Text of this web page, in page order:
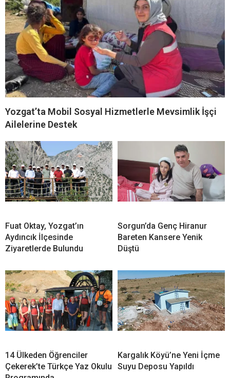
Yozgat’ta Mobil Sosyal Hizmetlerle Mevsimlik İşçi
Ailelerine Destek
Fuat Oktay, Yozgat’ın
Aydıncık İlçesinde
Ziyaretlerde Bulundu
Sorgun’da Genç Hiranur
Bareten Kansere Yenik
Düştü
14 Ülkeden Öğrenciler
Çekerek’te Türkçe Yaz Okulu
Kargalık Köyü’ne Yeni İçme
Suyu Deposu Yapıldı